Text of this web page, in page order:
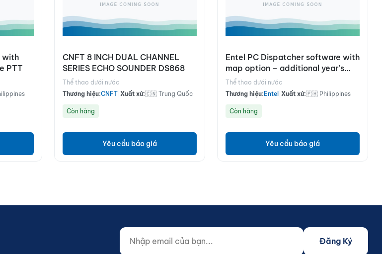
with
PTT
CNFT 8 INCH DUAL CHANNEL
SERIES ECHO SOUNDER DS868
Thể thao dưới nước
Thương hiệu:CNFT Xuất xứ:🇨🇳 Trung Quốc
Còn hàng
Yêu cầu báo giá
Entel PC Dispatcher software with
map option – additional year’s
license (annual payment)
Thể thao dưới nước
Thương hiệu: Entel Xuất xứ:🇵🇭 Philippines
Còn hàng
Yêu cầu báo giá
Nhập email của bạn...
Website (do not fill)
Đăng Ký